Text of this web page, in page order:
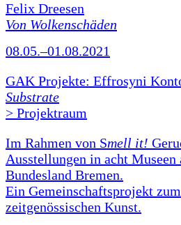
Felix Dreesen
Von Wolkenschäden
08.05.–01.08.2021
GAK Projekte: Effrosyni
Substrate
> Projektraum
Im Rahmen von Smell it!
Ausstellungen in acht
Bundesland Bremen.
Ein Gemeinschaftsprojekt
zeitgenössischen Kunst.